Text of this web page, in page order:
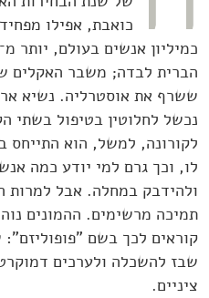
כואבת, אפילו
הברית לבדה; משבר האקלים
ששרף את אוסטרליה. נשיא
נכשל לחלוטין בטיפול בשתי
לקורונה, למשל, הוא התייחס
לו, וכך גרם למי יודע כמה
ולהידבק במחלה. אבל למרות
תמיכה מרשימים. ההמונים
קוראים לכך בשם "פופוליזם":
שבז להשכלה ולערכים
ציניים.